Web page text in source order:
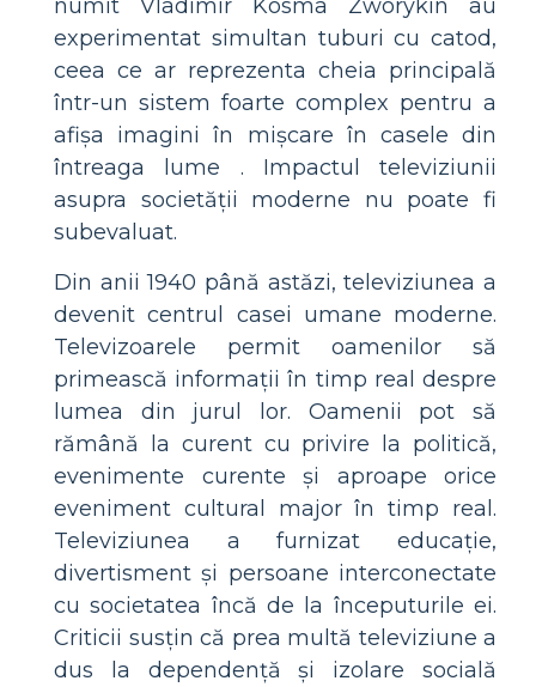
numit Vladimir Kosma Zworykin au
experimentat simultan tuburi cu catod,
ceea ce ar reprezenta cheia principală
într-un sistem foarte complex pentru a
afișa imagini în mișcare în casele din
întreaga lume . Impactul televiziunii
asupra societății moderne nu poate fi
subevaluat.
Din anii 1940 până astăzi, televiziunea a
devenit centrul casei umane moderne.
Televizoarele permit oamenilor să
primească informații în timp real despre
lumea din jurul lor. Oamenii pot să
rămână la curent cu privire la politică,
evenimente curente și aproape orice
eveniment cultural major în timp real.
Televiziunea a furnizat educație,
divertisment și persoane interconectate
cu societatea încă de la începuturile ei.
Criticii susțin că prea multă televiziune a
dus la dependență și izolare socială